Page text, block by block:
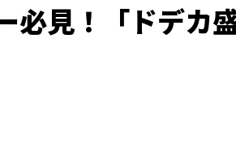
必見！「ドデカ